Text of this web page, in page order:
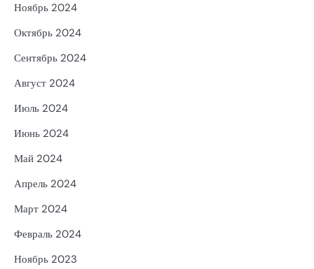
Ноябрь 2024
Октябрь 2024
Сентябрь 2024
Август 2024
Июль 2024
Июнь 2024
Май 2024
Апрель 2024
Март 2024
Февраль 2024
Ноябрь 2023